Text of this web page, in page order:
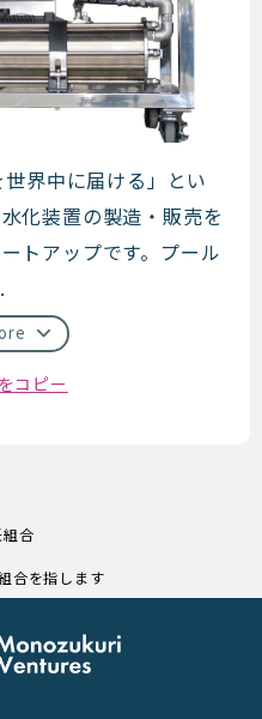
界中に届ける」とい
化装置の製造・販売を
トアップです。プール
コピー
合
合を指します